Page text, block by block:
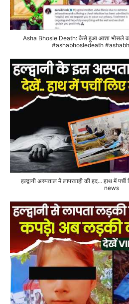
Asha Bhosle Death: कैसे हुआ आशा भोसले का
#ashabhosledeath
हल्द्वानी अस्पताल में लापरवाही की हद... हाथ में
news